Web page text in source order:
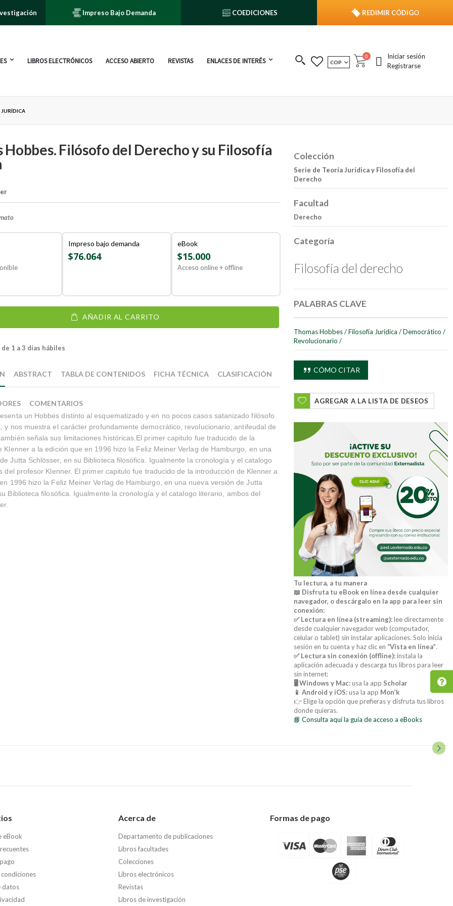
Impreso Bajo Demanda COEDICIONES REDIMIR CÓDIGO
LIBROS ELECTRÓNICOS ACCESO ABIERTO REVISTAS ENLACES DE INTERÉS MONEDA
COP Cart
0 publicacionesIniciar sesión
Registrarse
JURÍDICA
Hobbes. Filósofo del Derecho y su Filosofía
Impreso bajo demanda
$76.064
eBook
$15.000
Acceso online + offline
AÑADIR AL CARRITO
1 a 3 días hábiles
un Hobbes distinto al esquematizado y en no pocos casos satanizado filósofo
y nos muestra el carácter profundamente democrático, revolucionario, antifeudal de
señala sus limitaciones históricas.El primer capitulo fue traducido de la
Klenner a la edición que en 1996 hizo la Feliz Meiner Verlag de Hamburgo, en una
Jutta Schlösser, en su Biblioteca filosófica. Igualmente la cronología y el catalogo
del profesor Klenner. El primer capitulo fue traducido de la introducción de Klenner a
1996 hizo la Feliz Meiner Verlag de Hamburgo, en una nueva versión de Jutta
Biblioteca filosófica. Igualmente la cronología y el catalogo literario, ambos del
ABSTRACT TABLA DE CONTENIDOS FICHA TÉCNICA CLASIFICACIÓN
COMENTARIOS
Colección
Serie de Teoría Jurídica y Filosofía del
Derecho
Facultad
Derecho
Categoría
Filosofía del derecho
PALABRAS CLAVE
Thomas Hobbes / Filosofía Jurídica / Democrático /
Revolucionario /
CÓMO CITAR
AGREGAR A LA LISTA DE DESEOS
Tu lectura, a tu manera
📖 Disfruta tu eBook en línea desde cualquier
navegador, o descárgalo en la app para leer sin
conexión:
✅ Lectura en línea (streaming):lee directamente
desde cualquier navegador web (computador,
celular o tablet) sin instalar aplicaciones. Solo inicia
sesión en tu cuenta y haz clic en “Vista en línea”.
✅ Lectura sin conexión (offline):instala la
aplicación adecuada y descarga tus libros para leer
sin internet:
🖥️ Windows y Mac:usa la app Scholar
📱 Android y iOS:usa la app Mon’k
👉 Elige la opción que prefieras y disfruta tus libros
donde quieras.
📘 Consulta aquí la guía de acceso a eBooks
eBook
datos
Acerca de
Departamento de publicaciones
Libros facultades
Colecciones
Libros electrónicos
Revistas
Libros de investigación
Formas de pago